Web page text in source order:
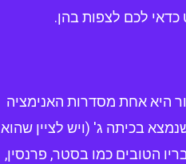
ארתור היא אחת מסדרות האנימציה
שנמצא בכיתה ג' (ויש לציין שהוא
הטובים כמו בסטר, פרנסין,